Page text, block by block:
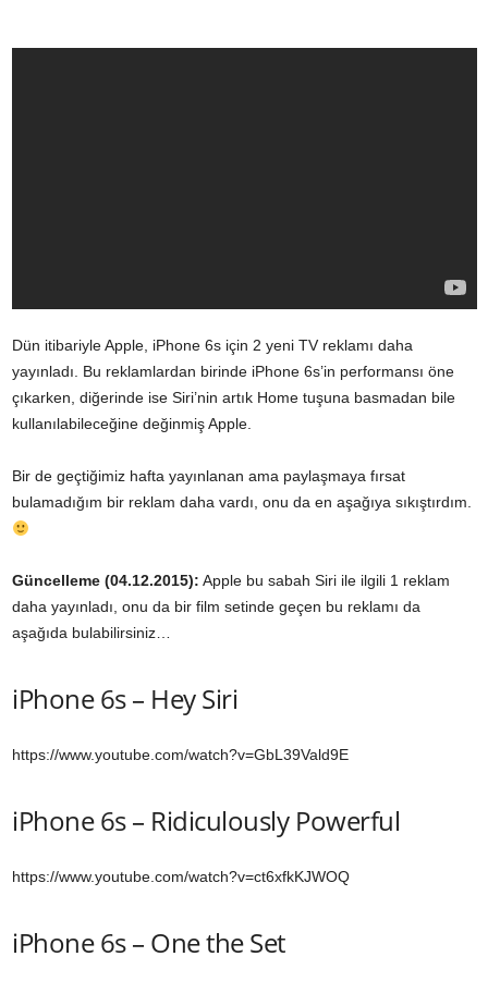
Dün itibariyle Apple, iPhone 6s için 2 yeni TV reklamı daha
yayınladı. Bu reklamlardan birinde iPhone 6s’in performansı öne
çıkarken, diğerinde ise Siri’nin artık Home tuşuna basmadan bile
kullanılabileceğine değinmiş Apple.
Bir de geçtiğimiz hafta yayınlanan ama paylaşmaya fırsat
bulamadığım bir reklam daha vardı, onu da en aşağıya sıkıştırdım.
Güncelleme (04.12.2015): Apple bu sabah Siri ile ilgili 1 reklam
daha yayınladı, onu da bir film setinde geçen bu reklamı da
aşağıda bulabilirsiniz…
iPhone 6s – Hey Siri
https://www.youtube.com/watch?v=GbL39Vald9E
iPhone 6s – Ridiculously Powerful
https://www.youtube.com/watch?v=ct6xfkKJWOQ
iPhone 6s – One the Set